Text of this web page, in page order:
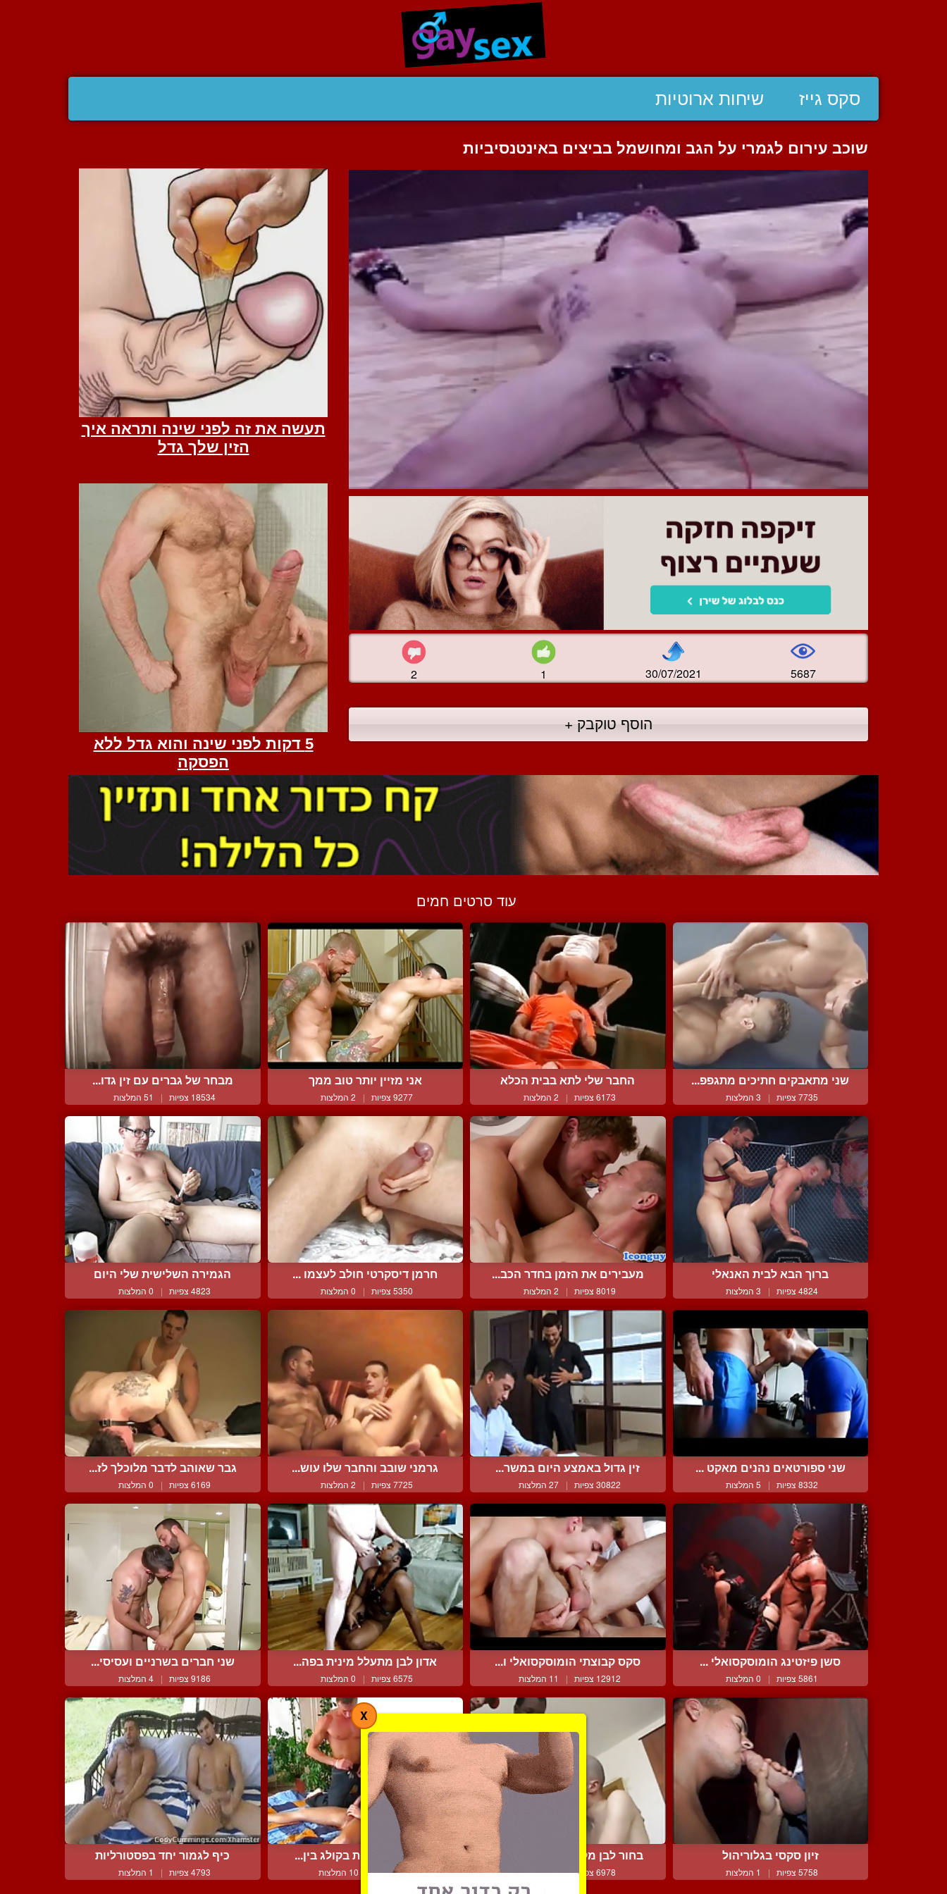
סקס גייז שיחות ארוטיות
שוכב עירום לגמרי על הגב ומחושמל בביצים באינטנסיביות
2 1 30/07/2021 5687
הוסף טוקבק +
עוד סרטים חמים
שני מתאבקים חתיכים מתגפפ...
7735 צפיות | 3 המלצות
החבר שלי לתא בבית הכלא
6173 צפיות | 2 המלצות
אני מזיין יותר טוב ממך
9277 צפיות | 2 המלצות
מבחר של גברים עם זין גדו...
18534 צפיות | 51 המלצות
ברוך הבא לבית האנאלי
4824 צפיות | 3 המלצות
מעבירים את הזמן בחדר הכב...
8019 צפיות | 2 המלצות
חרמן דיסקרטי חולב לעצמו ...
5350 צפיות | 0 המלצות
הגמירה השלישית שלי היום
4823 צפיות | 0 המלצות
שני ספורטאים נהנים מאקט ...
8332 צפיות | 5 המלצות
זין גדול באמצע היום במשר...
30822 צפיות | 27 המלצות
גרמני שובב והחבר שלו עוש...
7725 צפיות | 2 המלצות
גבר שאוהב לדבר מלוכלך לז...
6169 צפיות | 0 המלצות
סשן פיזטינג הומוסקסואלי ...
5861 צפיות | 0 המלצות
סקס קבוצתי הומוסקסואלי ו...
12912 צפיות | 11 המלצות
אדון לבן מתעלל מינית בפה...
6575 צפיות | 0 המלצות
שני חברים בשרניים ועסיסי...
9186 צפיות | 4 המלצות
זיון סקסי בגלוריהול
5758 צפיות | 1 המלצות
בחור לבן מקבל בתחת מכושי...
6978 צפיות | 7 המלצות
התנסויות חדשות בקולג בין...
9690 צפיות | 10 המלצות
כיף לגמור יחד בפסטורליות
4793 צפיות | 1 המלצות
X